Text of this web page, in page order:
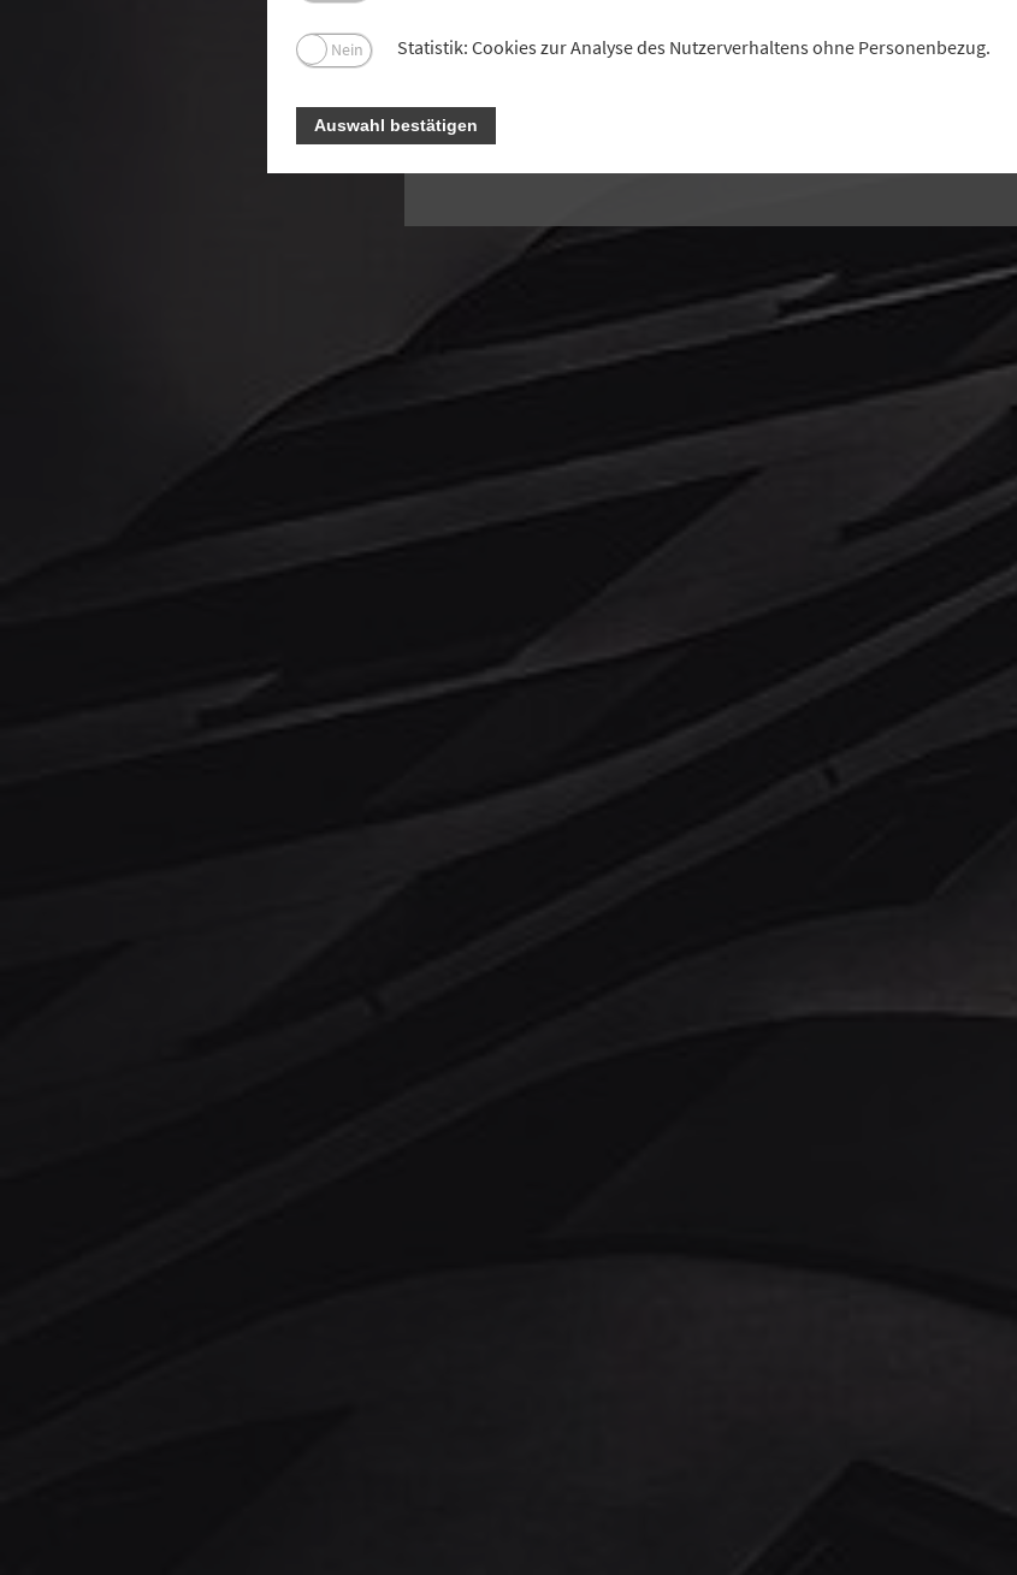
für überzogen. Im Interview erklärt er, warum.
Nein Statistik: Cookies zur Analyse des Nutzerverhaltens ohne Personenbezug.
Auswahl bestätigen